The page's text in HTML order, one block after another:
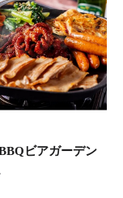
ビアガーデン